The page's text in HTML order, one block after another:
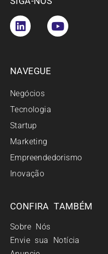
NAVEGUE
Negócios
Tecnologia
Startup
Marketing
Empreendedorismo
Inovação
CONFIRA TAMBÉM
Sobre Nós
Envie sua Notícia